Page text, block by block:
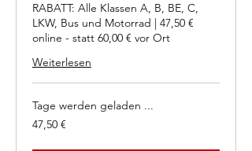
RABATT: Alle Klassen A, B, BE, C,
LKW, Bus und Motorrad | 47,50 €
online - statt 60,00 € vor Ort
Weiterlesen
Tage werden geladen ...
47,50
Euro
47,50 €